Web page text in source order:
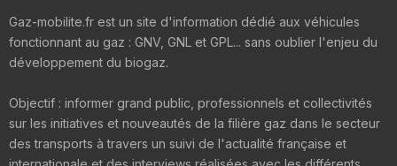
Gaz-mobilite.fr est un site d'information dédié aux véhicules
fonctionnant au gaz : GNV, GNL et GPL... sans oublier l'enjeu du
développement du biogaz.
Objectif : informer grand public, professionnels et collectivités
sur les initiatives et nouveautés de la filière gaz dans le secteur
des transports à travers un suivi de l'actualité française et